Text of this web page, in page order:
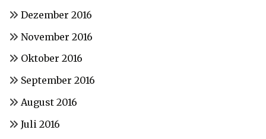
Dezember 2016
November 2016
Oktober 2016
September 2016
August 2016
Juli 2016